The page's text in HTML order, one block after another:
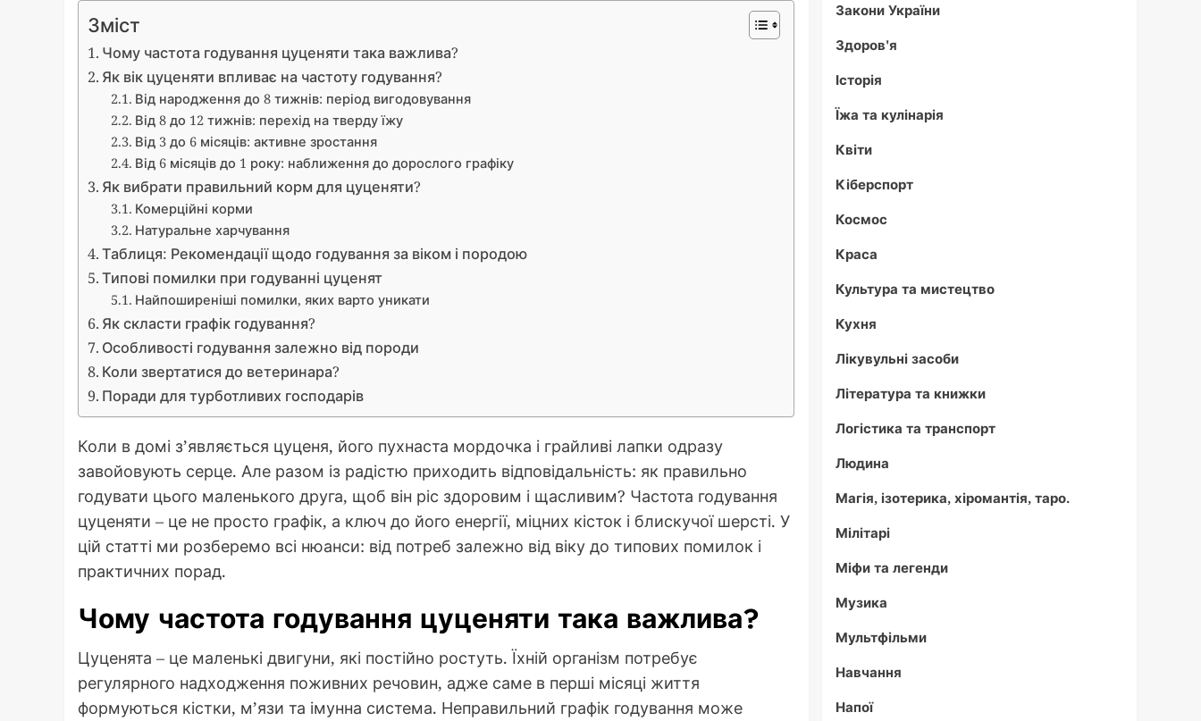
Зміст
Чому частота годування цуценяти така важлива?
Як вік цуценяти впливає на частоту годування?
Від народження до 8 тижнів: період вигодовування
Від 8 до 12 тижнів: перехід на тверду їжу
Від 3 до 6 місяців: активне зростання
Від 6 місяців до 1 року: наближення до дорослого графіку
Як вибрати правильний корм для цуценяти?
Комерційні корми
Натуральне харчування
Таблиця: Рекомендації щодо годування за віком і породою
Типові помилки при годуванні цуценят
Найпоширеніші помилки, яких варто уникати
Як скласти графік годування?
Особливості годування залежно від породи
Коли звертатися до ветеринара?
Поради для турботливих господарів
Коли в домі з’являється цуценя, його пухнаста мордочка і грайливі лапки одразу
завойовують серце. Але разом із радістю приходить відповідальність: як правильно
годувати цього маленького друга, щоб він ріс здоровим і щасливим? Частота годування
цуценяти – це не просто графік, а ключ до його енергії, міцних кісток і блискучої шерсті. У
цій статті ми розберемо всі нюанси: від потреб залежно від віку до типових помилок і
практичних порад.
Чому частота годування цуценяти така важлива?
Цуценята – це маленькі двигуни, які постійно ростуть. Їхній організм потребує
регулярного надходження поживних речовин, адже саме в перші місяці життя
формуються кістки, м’язи та імунна система. Неправильний графік годування може
Закони України
Здоров'я
Історія
Їжа та кулінарія
Квіти
Кіберспорт
Космос
Краса
Культура та мистецтво
Кухня
Лікувульні засоби
Література та книжки
Логістика та транспорт
Людина
Магія, ізотерика, хіромантія, таро.
Мілітарі
Міфи та легенди
Музика
Мультфільми
Навчання
Напої